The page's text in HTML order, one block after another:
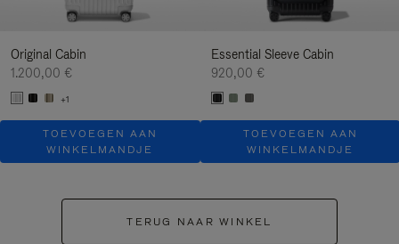
Original Cabin
1.200,00 €
+1
TOEVOEGEN AAN
WINKELMANDJE
Essential Sleeve Cabin
920,00 €
TOEVOEGEN AAN
WINKELMANDJE
TERUG NAAR WINKEL